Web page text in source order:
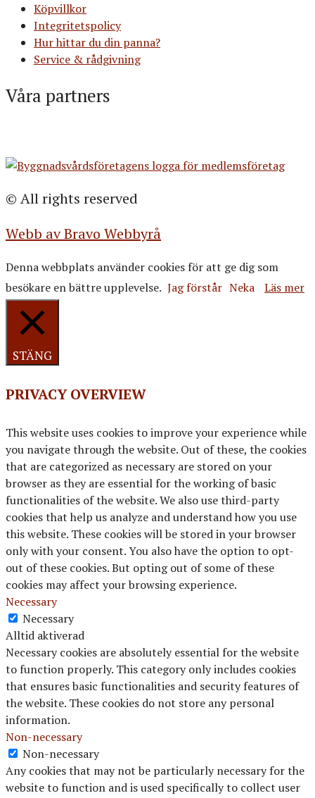
Köpvillkor
Integritetspolicy
Hur hittar du din panna?
Service & rådgivning
Våra partners
© All rights reserved
Webb av Bravo Webbyrå
Denna webbplats använder cookies för att ge dig som
besökare en bättre upplevelse. Jag förstår Neka Läs mer
STÄNG
PRIVACY OVERVIEW
This website uses cookies to improve your experience while
you navigate through the website. Out of these, the cookies
that are categorized as necessary are stored on your
browser as they are essential for the working of basic
functionalities of the website. We also use third-party
cookies that help us analyze and understand how you use
this website. These cookies will be stored in your browser
only with your consent. You also have the option to opt-
out of these cookies. But opting out of some of these
cookies may affect your browsing experience.
Necessary
Necessary
Alltid aktiverad
Necessary cookies are absolutely essential for the website
to function properly. This category only includes cookies
that ensures basic functionalities and security features of
the website. These cookies do not store any personal
information.
Non-necessary
Non-necessary
Any cookies that may not be particularly necessary for the
website to function and is used specifically to collect user